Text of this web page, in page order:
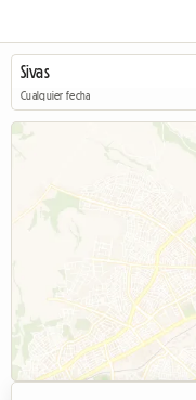
Cualquier fecha